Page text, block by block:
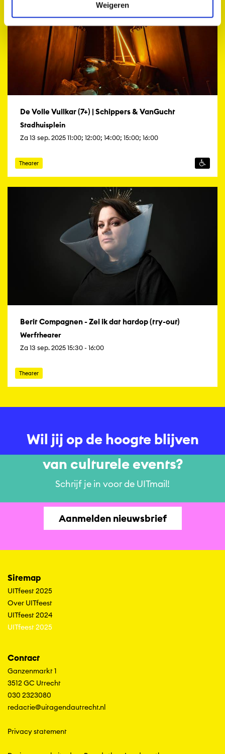
Weigeren
De Volle Vuilkar (7+) | Schippers & VanGucht
Stadhuisplein
Za 13 sep. 2025 11:00; 12:00; 14:00; 15:00; 16:00
Theater
Berit Compagnen - Zei ik dat hardop (try-out)
Werftheater
Za 13 sep. 2025 15:30 - 16:00
Theater
Wil jij op de hoogte blijven
van culturele events?
Schrijf je in voor de UITmail!
Aanmelden nieuwsbrief
Sitemap
UITfeest 2025
Over UITfeest
UITfeest 2024
UITfeest 2025
Contact
Ganzenmarkt 1
3512 GC Utrecht
030 2323080
redactie@uitagendautrecht.nl
Privacy statement